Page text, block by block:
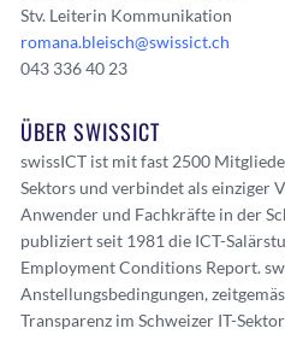
Stv. Leiterin Kommunikation
romana.bleisch@swissict.ch
043 336 40 23
ÜBER SWISSICT
swissICT ist mit fast 2500
Sektors und verbindet als einziger
Anwender und Fachkräfte in der
publiziert seit 1981 die ICT-
Employment Conditions Report.
Anstellungsbedingungen,
Transparenz im Schweizer IT-